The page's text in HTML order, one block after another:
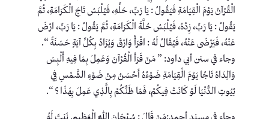
الْقُرْآنُ يَوْمَ الْقِيَامَةِ فَيَقُولُ : يَا رَبِّ، حَلِّهِ، فَيُلْبَسُ تَاجَ الْكَرَامَةِ، ثُمَّ
يَقُولُ : يَا رَبِّ، زِدْهُ، فَيُلْبَسُ حُلَّةَ الْكَرَامَةِ، ثُمَّ يَقُولُ : يَا رَبِّ، ارْضَ
عَنْهُ، فَيَرْضَى عَنْهُ، فَيُقَالُ لَهُ : اقْرَأْ وَارْقَ وَيُزَادُ بِكُلِّ آيَةٍ حَسَنَةً “.
وجاء في سنن أبي داود: ” مَنْ قَرَأَ الْقُرْآنَ وَعَمِلَ بِمَا فِيهِ أُلْبِسَ
وَالِدَاهُ تَاجًا يَوْمَ الْقِيَامَةِ ضَوْءُهُ أَحْسَنُ مِنْ ضَوْءِ الشَّمْسِ فِي
بُيُوتِ الدُّنْيَا لَوْ كَانَتْ فِيكُمْ، فَمَا ظَنُّكُمْ بِالَّذِي عَمِلَ بِهَذَا ؟ “.